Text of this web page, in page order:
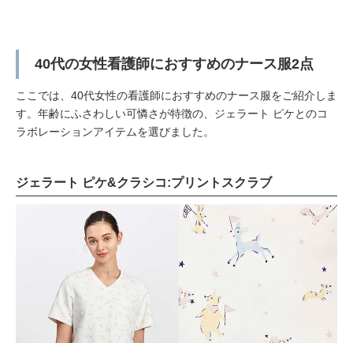
40代の女性看護師におすすめのナース服2点
ここでは、40代女性の看護師におすすめのナース服をご紹介しま
す。年齢にふさわしい可憐さが特徴の、ジェラート ピケとのコ
ラボレーションアイテムを選びました。
ジェラート ピケ&クラシコ:プリントスクラブ